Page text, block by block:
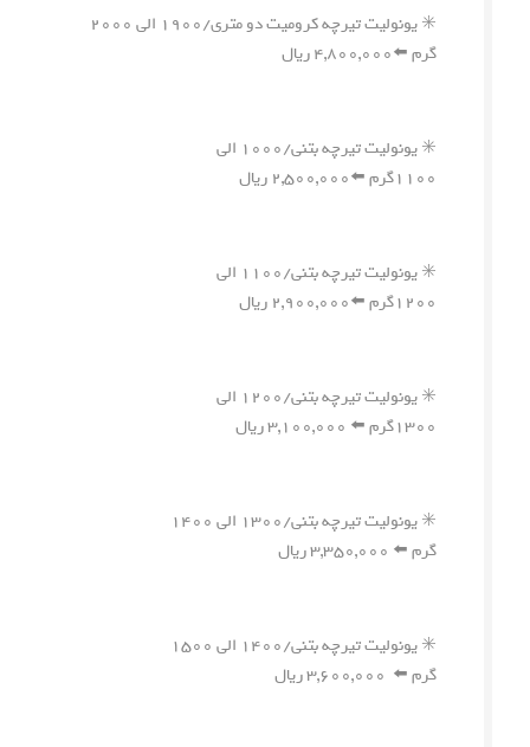
✳️ یونولیت تیرچه کرومیت دو متری/۱۹۰۰ الی ۲۰۰۰
گرم ⬅️۴,۸۰۰,۰۰۰ ریال
✳️ یونولیت تیرچه بتنی/۱۰۰۰ الی
۱۱۰۰گرم ⬅️۲,۵۰۰,۰۰۰ ریال
✳️ یونولیت تیرچه بتنی/۱۱۰۰ الی
۱۲۰۰گرم ⬅️۲,۹۰۰,۰۰۰ ریال
✳️ یونولیت تیرچه بتنی/۱۲۰۰ الی
۱۳۰۰گرم ⬅️ ۳,۱۰۰,۰۰۰ ریال
✳️ یونولیت تیرچه بتنی/۱۳۰۰ الی ۱۴۰۰
گرم ⬅️ ۳,۳۵۰,۰۰۰ ریال
✳️ یونولیت تیرچه بتنی/۱۴۰۰ الی ۱۵۰۰
گرم ⬅️ ۳,۶۰۰,۰۰۰ ریال